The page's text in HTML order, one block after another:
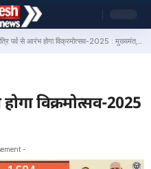
पर्व से आरंभ होगा विक्रमोत्सव-2025 : मुख्यमंत्री डॉ. यादव
विक्रमोत्सव-2025
-